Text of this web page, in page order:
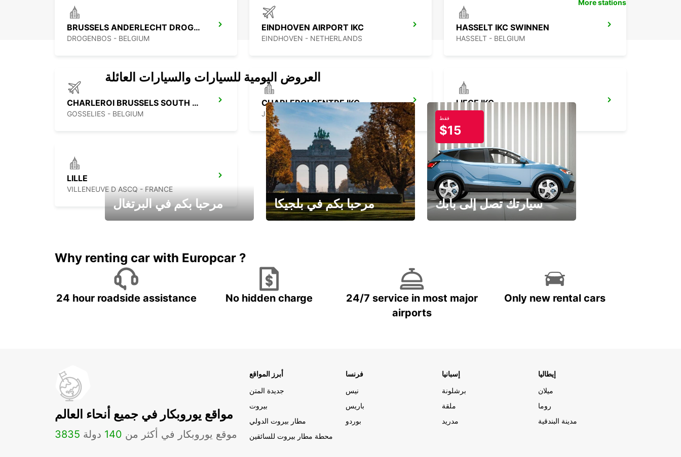
BRUSSELS ANDERLECHT DROGENBOS IKC
DROGENBOS - BELGIUM
EINDHOVEN AIRPORT IKC
EINDHOVEN - NETHERLANDS
HASSELT IKC SWINNEN
HASSELT - BELGIUM
CHARLEROI BRUSSELS SOUTH APT IKC
GOSSELIES - BELGIUM
CHARLEROI CENTRE IKC
JUMET - BELGIUM
LIEGE IKC
LIEGE - BELGIUM
LILLE
VILLENEUVE D ASCQ - FRANCE
More stations
العروض اليومية للسيارات والسيارات العائلة
مرحبا بكم في البرتغال مرحبا بكم في بلجيكا
فقط
$15
سيارتك تصل إلى بابك
Why renting car with Europcar ?
24 hour roadside assistance No hidden charge
24/7 service in most major
airports
Only new rental cars
مواقع يوروبكار في جميع أنحاء العالم
3835 موقع يوروبكار في أكثر من 140 دولة
أبرز المواقع
جديدة المتن
بيروت
مطار بيروت الدولي
محطة مطار بيروت للسائقين
فرنسا
نيس
باريس
بوردو
إسبانيا
برشلونة
ملقة
مدريد
إيطاليا
ميلان
روما
مدينة البندقية